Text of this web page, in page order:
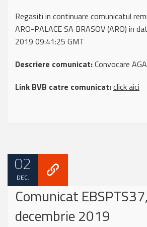
Regasiti in continuare comunicatul
ARO-PALACE SA BRASOV (ARO) in
2019 09:41:25 GMT
Descriere comunicat:Convocare
Link BVB catre comunicat:click aici
02
DEC.
Comunicat
decembrie 2019